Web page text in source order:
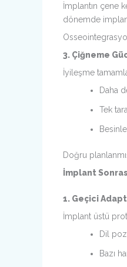
İmplantın çene
dönemde
3. Çiğneme
İyileşme
Daha
Tek
Doğru
İmplant
1. Geçici
İmplant üstü
Dil
Bazı